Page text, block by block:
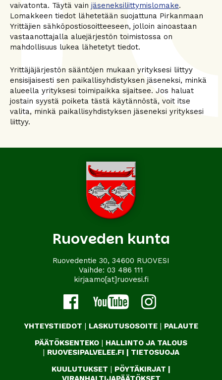
vaivatonta. Täytä vain jäseneksiliittymislomake.
Lomakkeen tiedot lähetetään suojattuna Pirkanmaan
Yrittäjien sähköpostiosoitteeseen, jolloin ainoastaan
vastaanottajalla aluejärjestön toimistossa on
mahdollisuus lukea lähetetyt tiedot.
Yrittäjäjärjestön sääntöjen mukaan yrityksesi liittyy
ensisijaisesti sen paikallisyhdistyksen jäseneksi, minkä
alueella yrityksesi toimipaikka sijaitsee. Jos haluat
jostain syystä poiketa tästä käytännöstä, voit itse
valita, minkä paikallisyhdistyksen jäseneksi yrityksesi
liittyy.
Ruoveden kunta
Ruovedentie 30, 34600 RUOVESI
Vaihde: 03 486 111
kirjaamo[at]ruovesi.fi
YHTEYSTIEDOT | LASKUTUSOSOITE | PALAUTE
PÄÄTÖKSENTEKO | HALLINTO JA TALOUS
| RUOVESIPALVELEE.FI | TIETOSUOJA
KUULUTUKSET | PÖYTÄKIRJAT |